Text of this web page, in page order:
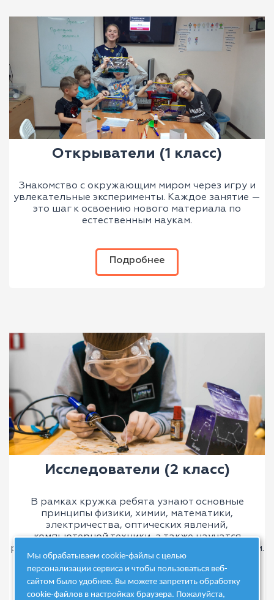
Открыватели (1 класс)
Знакомство с окружающим миром через игру и
увлекательные эксперименты. Каждое занятие —
это шаг к освоению нового материала по
естественным наукам.
Подробнее
Исследователи (2 класс)
В рамках кружка ребята узнают основные
принципы физики, химии, математики,
электричества, оптических явлений,
компьютерной техники, а также научатся
работать с паяльником и другими инструментами.
Подробнее
Мы обрабатываем cookie-файлы с целью
персонализации сервиса и чтобы пользоваться веб-
сайтом было удобнее. Вы можете запретить обработку
cookie-файлов в настройках браузера. Пожалуйста,